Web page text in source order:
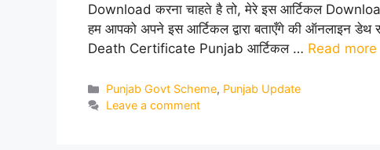
Download करना चाहते है तो, मेरे इस आर्टिकल
हम आपको अपने इस आर्टिकल द्वारा बताएँगे की ऑनलाइन
Death Certificate Punjab आर्टिकल … Read more
Categories
Punjab Govt Scheme, Punjab Update
Leave a comment